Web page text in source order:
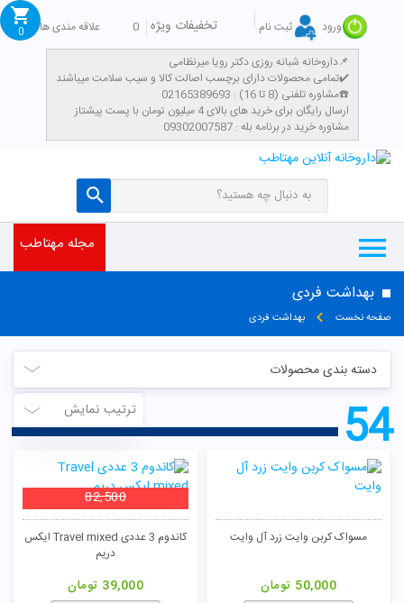
ورود ثبت نام تخفیفات ویژه 0
علاقه مندی ها
داروخانه شبانه روزی دکتر رویا میرنظامی📌
تمامی محصولات دارای برچسب اصالت کالا و سیب سلامت میباشند✔️
مشاوره تلفنی (8 تا 16) : 02165389693☎️
​ارسال رایگان برای خرید های بالای 4 میلیون تومان با پست پیشتاز
مشاوره خرید در برنامه بله : 09302007587
0
مجله مهتاطب
بهداشت فردی
صفحه نخست بهداشت فردی
دسته بندی محصولات
ترتیب نمایش
54
مسواک کربن وایت زرد آل وایت
50,000 تومان
کاندوم 3 عددی Travel mixed ایکس
دریم
82,500
39,000 تومان